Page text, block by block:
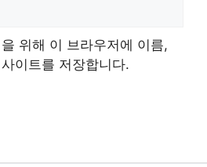
위해 이 브라우저에 이름,
이트를 저장합니다.